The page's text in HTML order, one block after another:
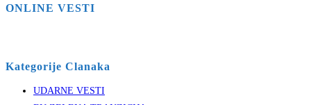
ONLINE VESTI
Kategorije Clanaka
UDARNE VESTI